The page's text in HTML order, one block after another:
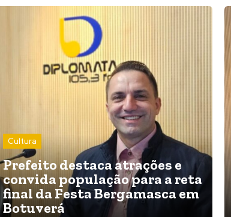
Cultura
Prefeito destaca atrações e
convida população para a reta
final da Festa Bergamasca em
Botuverá